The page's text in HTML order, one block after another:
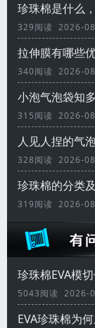
珍珠棉是什么
329阅读 2026-
拉伸膜有哪些
340阅读 2026-
小泡气泡袋知
315阅读 2026-
人见人捏的气
328阅读 2026-
珍珠棉的分类
319阅读 2026-
珍珠棉EVA模
5043阅读 2026-
EVA珍珠棉为